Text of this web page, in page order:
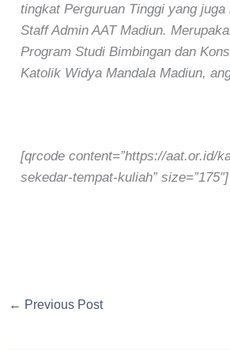
tingkat Perguruan Tinggi yang
Staff Admin AAT Madiun.
Program Studi Bimbingan dan
Katolik Widya Mandala Madiun,
[qrcode content=”https://aat.or.id/
sekedar-tempat-kuliah” size=”175″]
← Previous Post